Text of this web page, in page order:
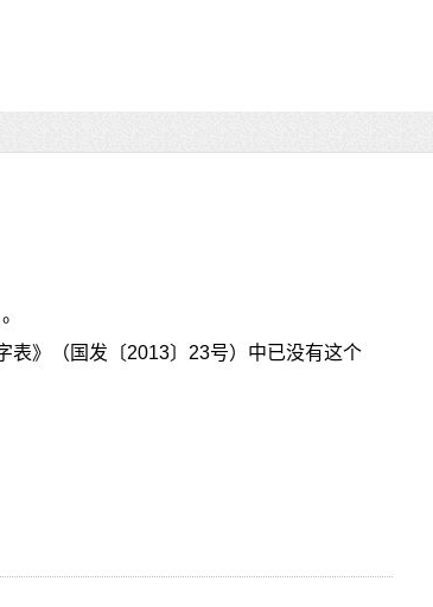
。
表》（国发〔2013〕23号）中已没有这个